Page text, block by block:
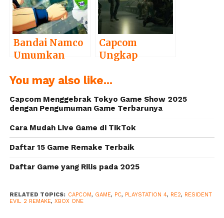
Bandai Namco
Umumkan
Dragon Ball
Z
Capcom
Ungkap
dalam
Remake
You may also like...
Capcom Menggebrak Tokyo Game Show 2025
dengan Pengumuman Game Terbarunya
Cara Mudah Live Game di TikTok
Daftar 15 Game Remake Terbaik
Daftar Game yang Rilis pada 2025
RELATED TOPICS: CAPCOM, GAME, PC, PLAYSTATION 4, RE2, RESIDENT
EVIL 2 REMAKE, XBOX ONE